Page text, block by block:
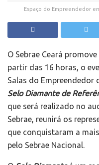
Espaço do Empreendedor
O Sebrae Ceará
partir das 16 horas, o
Salas do
Selo Diamante de
que será realizado no
Sebrae, reunirá os
que conquistaram a
pelo Sebrae Nacional.